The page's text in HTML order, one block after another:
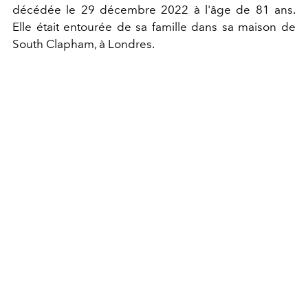
décédée le 29 décembre 2022 à l'âge de 81 ans.
Elle était entourée de sa famille dans sa maison de
South Clapham, à Londres.